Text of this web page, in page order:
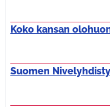
Koko kansan
Suomen